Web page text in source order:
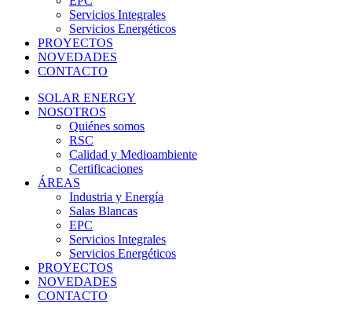
Servicios Integrales
Servicios Energéticos
PROYECTOS
NOVEDADES
CONTACTO
SOLAR ENERGY
NOSOTROS
Quiénes somos
RSC
Calidad y Medioambiente
Certificaciones
ÁREAS
Industria y Energía
Salas Blancas
EPC
Servicios Integrales
Servicios Energéticos
PROYECTOS
NOVEDADES
CONTACTO